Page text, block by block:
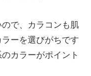
で、カラコンも肌
ーを選びがちです
カラーがポイント